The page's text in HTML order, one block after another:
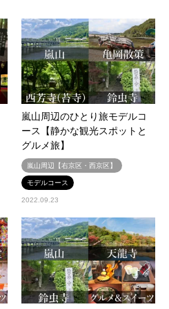
嵐山周辺のひとり旅モデルコ
ース【静かな観光スポットと
グルメ旅】
嵐山周辺【右京区・西京区】
モデルコース
2022.09.23